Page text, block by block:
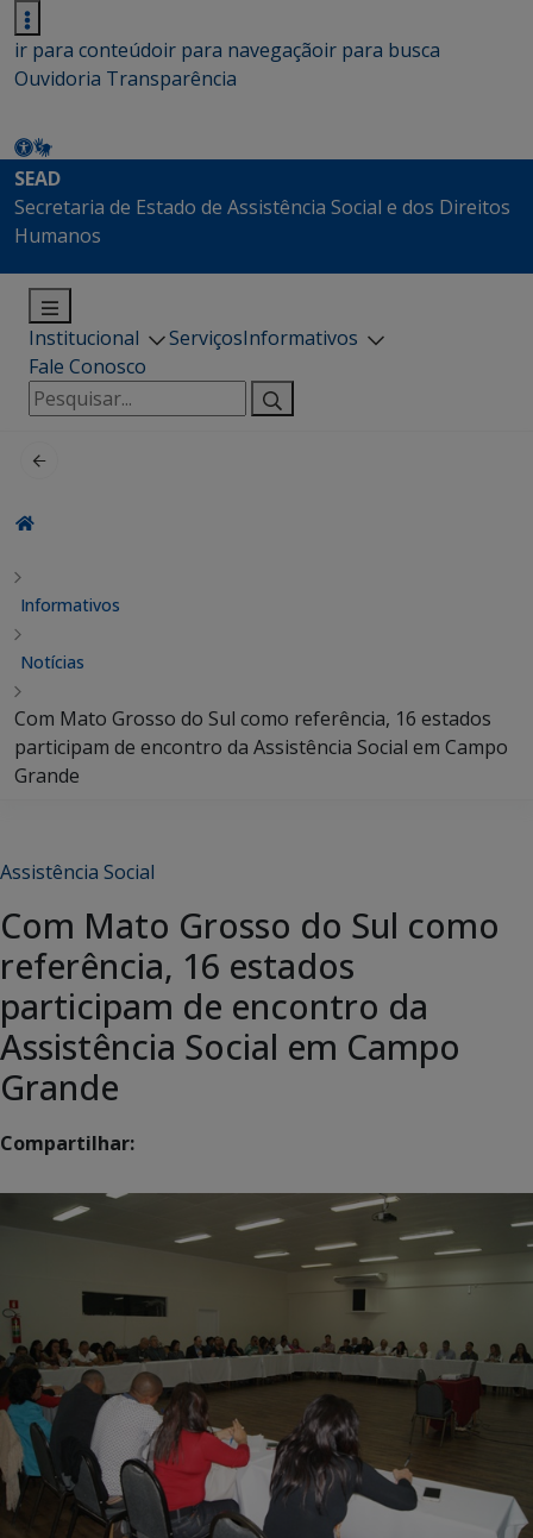
ir para conteúdoir para navegaçãoir para busca
Ouvidoria Transparência
SEAD
Secretaria de Estado de Assistência Social e dos Direitos
Humanos
Institucional ServiçosInformativos
Fale Conosco
Pesquisar
por:
Informativos
Notícias
Com Mato Grosso do Sul como referência, 16 estados
participam de encontro da Assistência Social em Campo
Grande
Assistência Social
Com Mato Grosso do Sul como
referência, 16 estados
participam de encontro da
Assistência Social em Campo
Grande
Compartilhar: